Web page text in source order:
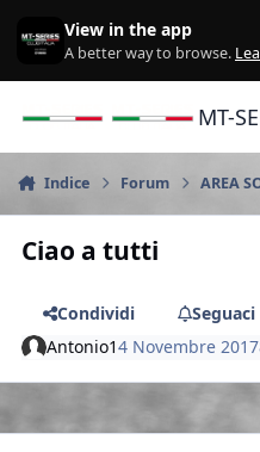
View in the app
A better way to browse.
MT-
Indice Forum AREA
Ciao a tutti
Condividi Seguaci
Antonio14 Novembre 2017